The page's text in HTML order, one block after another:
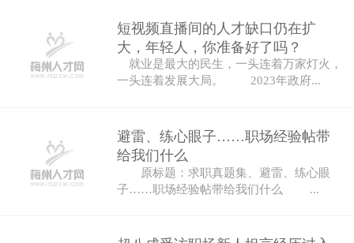
短视频直播间的人才缺口仍在扩
大，年轻人，你准备好了吗？
就业是最大的民生，一头连着万家灯火，
一头连着发展大局。 2023年政府...
避雷、练心眼子……职场经验帖带
给我们什么
原标题：求职真题集、避雷、练心眼
子……职场经验帖带给我们什么 ...